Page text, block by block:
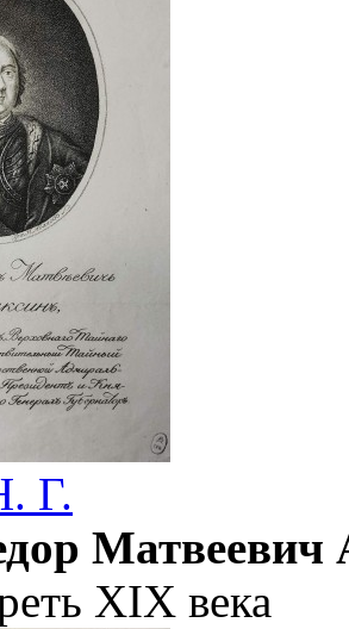
Г.
Матвеевич
XIX века